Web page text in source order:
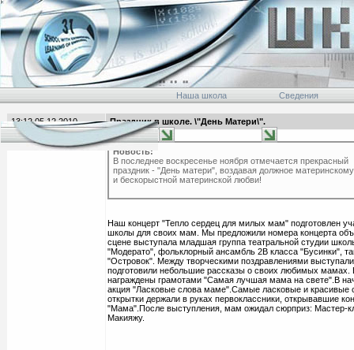
Наша школа Сведения
13:12 05.12.2010
Праздник в школе. \"День Матери\".
Новость:
В последнее воскресенье ноября отмечается прекрасный
праздник - "День матери", воздавая должное
и бескорыстной материнской любви!
Наш концерт "Тепло сердец для милых мам" подготовлен
школы для своих мам. Мы предложили номера концерта
сцене выступала младшая группа театральной студии
"Модерато", фольклорный ансамбль 2В класса "Бусинки",
"Островок". Между творческими поздравлениями
подготовили небольшие рассказы о своих любимых
награждены грамотами "Самая лучшая мама на свете".В
акция "Ласковые слова маме".Самые ласковые и красивые
открытки держали в руках первоклассники, открывавшие
"Мама".После выступления, мам ожидал сюрприз: Мастер-
Макияжу.